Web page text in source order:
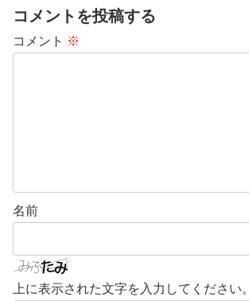
コメントを投稿する
コメント ※
名前
上に表示された文字を入力してください。